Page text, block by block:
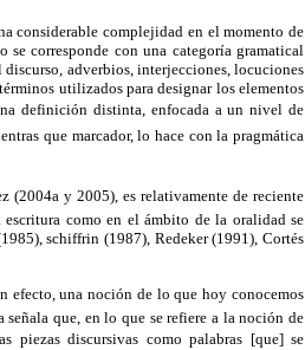
considerable complejidad en el momento de
se corresponde con una categoría gramatical
adverbios, interjecciones, locuciones
utilizados para designar los elementos
definición distinta, enfocada a un nivel de
que marcador, lo hace con la pragmática
(2004a y 2005), es relativamente de reciente
como en el ámbito de la oralidad se
schiffrin (1987), Redeker (1991), Cortés
efecto, una noción de lo que hoy conocemos
que, en lo que se refiere a la noción de
discursivas como palabras [que] se